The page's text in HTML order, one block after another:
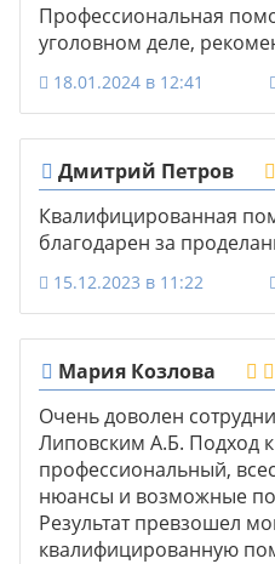
Профессиональная
уголовном деле,
18.01.2024 в 12:41
Дмитрий Петров
Квалифицированная
благодарен за
15.12.2023 в 11:22
Мария Козлова
Очень доволен
Липовским А.Б. Подход
профессиональный,
нюансы и возможные
Результат превзошел
квалифицированную